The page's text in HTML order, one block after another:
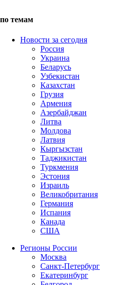
по темам
Новости за сегодня
Россия
Украина
Беларусь
Узбекистан
Казахстан
Грузия
Армения
Азербайджан
Литва
Молдова
Латвия
Кыргызстан
Таджикистан
Туркмения
Эстония
Израиль
Великобритания
Германия
Испания
Канада
США
Регионы России
Москва
Санкт-Петербург
Екатеринбург